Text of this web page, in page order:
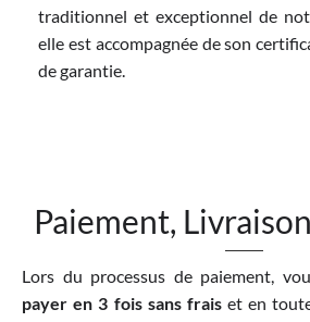
traditionnel et exceptionnel de
elle est accompagnée de son
de garantie.
Paiement,
Lors du processus de paiement,
payer en 3 fois sans fraiset en